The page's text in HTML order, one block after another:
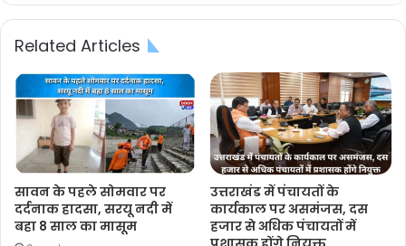
Related Articles
सावन के पहले सोमवार पर
दर्दनाक हादसा, सरयू नदी में
बहा 8 साल का मासूम
उत्तराखंड में पंचायतों के
कार्यकाल पर असमंजस, दस
हजार से अधिक पंचायतों में